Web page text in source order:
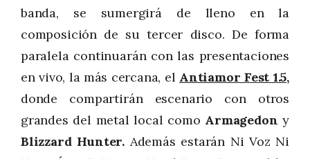
banda, se sumergirá de lleno en la
composición de su tercer disco. De forma
paralela continuarán con las presentaciones
en vivo, la más cercana, el Antiamor Fest 1.5,
donde compartirán escenario con otros
grandes del metal local como Armagedon y
Blizzard Hunter. Además estarán Ni Voz Ni